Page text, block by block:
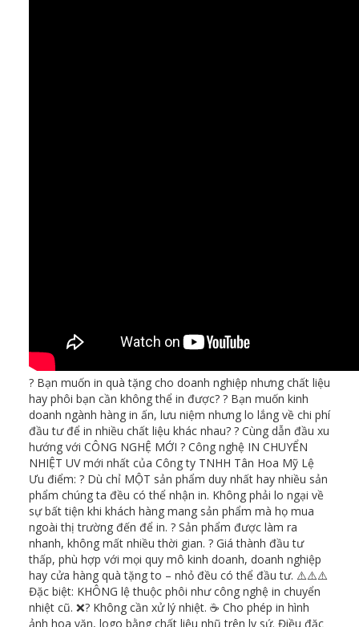
? Bạn muốn in quà tặng cho doanh nghiệp nhưng chất liệu
hay phôi bạn cần không thể in được? ? Bạn muốn kinh
doanh ngành hàng in ấn, lưu niệm nhưng lo lắng về chi phí
đầu tư để in nhiều chất liệu khác nhau? ? Cùng dẫn đầu xu
hướng với CÔNG NGHỆ MỚI ? Công nghệ IN CHUYỂN
NHIỆT UV mới nhất của Công ty TNHH Tân Hoa Mỹ Lệ
Ưu điểm: ? Dù chỉ MỘT sản phẩm duy nhất hay nhiều sản
phẩm chúng ta đều có thể nhận in. Không phải lo ngại về
sự bất tiện khi khách hàng mang sản phẩm mà họ mua
ngoài thị trường đến để in. ? Sản phẩm được làm ra
nhanh, không mất nhiều thời gian. ? Giá thành đầu tư
thấp, phù hợp với mọi quy mô kinh doanh, doanh nghiệp
hay cửa hàng quà tặng to – nhỏ đều có thể đầu tư. ⚠️⚠️⚠️
Đặc biệt: KHÔNG lệ thuộc phôi như công nghệ in chuyển
nhiệt cũ. ❌? Không cần xử lý nhiệt. ☕ Cho phép in hình
ảnh hoa văn, logo bằng chất liệu nhũ trên ly sứ. Điều đặc